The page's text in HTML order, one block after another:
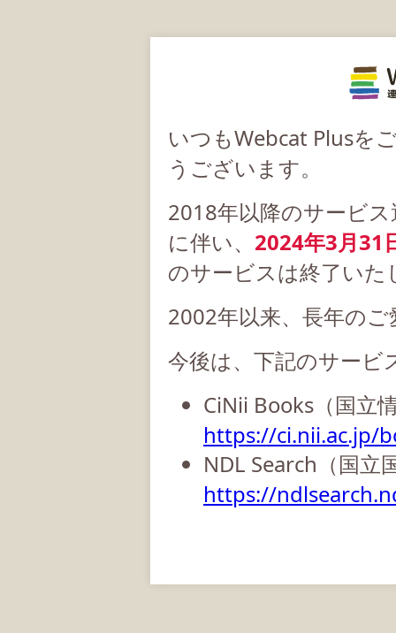
いつもWebcat Plusを
うございます。
2018年以降のサービ
に伴い、 2024年3月31
のサービスは終了いた
2002年以来、長年の
今後は、下記のサービ
CiNii Books（国立
https://ci.nii.ac.jp/
NDL Search（国立
https://